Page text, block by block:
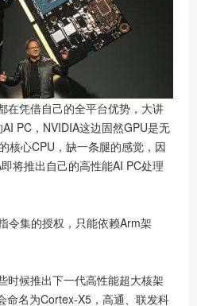
人才招聘
联系我们
商城
社区
在凭借自己的全平台优势，大讲
PC，NVIDIA这边固然GPU是无
核心CPU，缺一条腿的感觉，因
将推出自己的高性能AI PC处理
令集的授权，只能依赖Arm架
时候推出下一代高性能超大核架
命名为Cortex-X5，高通、联发科